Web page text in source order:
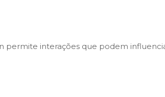
permite interações que podem